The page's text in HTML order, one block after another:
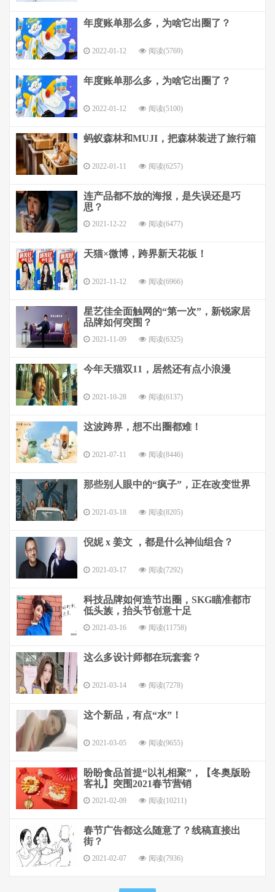
年度账单那么多，为啥它出圈了？
2022-01-12 阅读(5769)
年度账单那么多，为啥它出圈了？
2022-01-12 阅读(5100)
蚂蚁森林和MUJI，把森林装进了旅行箱
2022-01-11 阅读(6257)
连产品都不放的海报，是失误还是巧
思？
2021-12-22 阅读(6477)
天猫×微博，跨界新天花板！
2021-11-12 阅读(6966)
星艺佳全面触网的“第一次”，新锐家居
品牌如何突围？
2021-11-09 阅读(6325)
今年天猫双11，居然还有点小浪漫
2021-10-28 阅读(6137)
这波跨界，想不出圈都难！
2021-07-11 阅读(8446)
那些别人眼中的“疯子”，正在改变世界
2021-03-18 阅读(8205)
倪妮 x 姜文 ，都是什么神仙组合？
2021-03-17 阅读(7292)
科技品牌如何造节出圈，SKG瞄准都市
低头族，抬头节创意十足
2021-03-16 阅读(11758)
这么多设计师都在玩套套？
2021-03-14 阅读(7278)
这个新品，有点“水”！
2021-03-05 阅读(9655)
盼盼食品首提“以礼相聚”，【冬奥版盼
客礼】突围2021春节营销
2021-02-09 阅读(10211)
春节广告都这么随意了？线稿直接出
街？
2021-02-07 阅读(7936)